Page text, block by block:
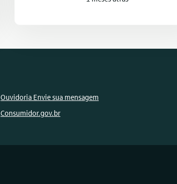
Ouvidoria Envie sua mensagem
Consumidor.gov.br